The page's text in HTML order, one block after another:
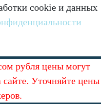
cookie и данных
рубля цены могут
сайте. Уточняйте цены